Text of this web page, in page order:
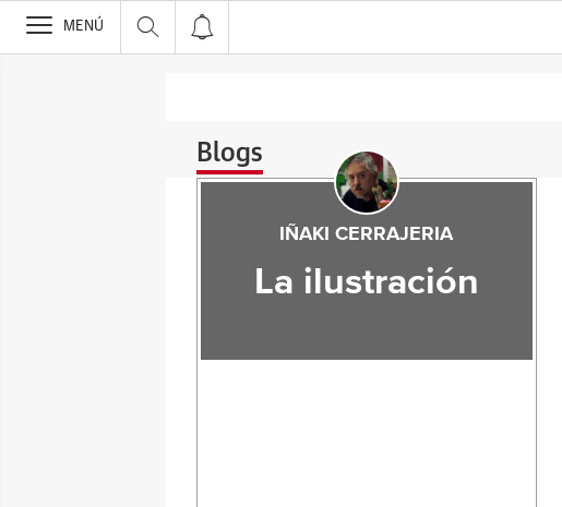
>
MENÚ
Blogs
IÑAKI CERRAJERIA
La ilustración